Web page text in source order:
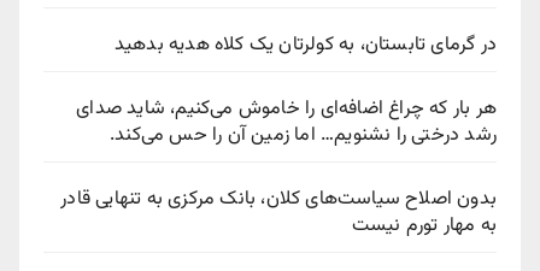
در گرمای تابستان، به کولرتان یک کلاه هدیه بدهید
هر بار که چراغ اضافه‌ای را خاموش می‌کنیم، شاید صدای
رشد درختی را نشنویم… اما زمین آن را حس می‌کند.
بدون اصلاح سیاست‌های کلان، بانک مرکزی به تنهایی قادر
به مهار تورم نیست